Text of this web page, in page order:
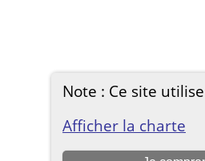
Note : Ce site
Afficher la charte